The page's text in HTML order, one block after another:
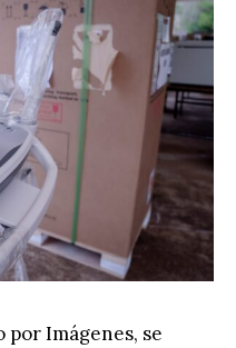
por Imágenes, se